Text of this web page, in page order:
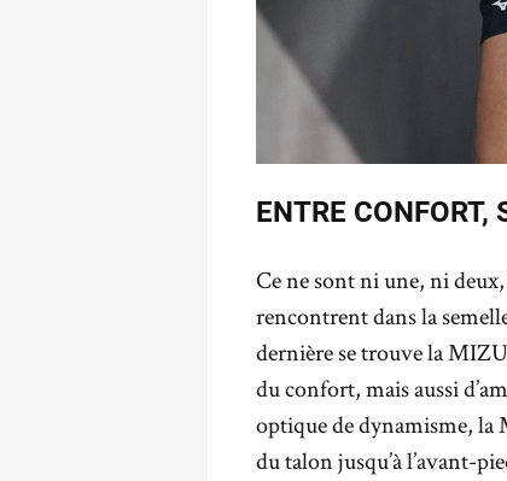
ENTRE CONFORT,
Ce ne sont ni une, ni
rencontrent dans la
dernière se trouve la
du confort, mais aussi
optique de dynamisme,
du talon jusqu’à l’avant-